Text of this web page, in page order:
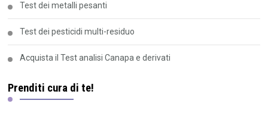
Test dei metalli pesanti
Test dei pesticidi multi-residuo
Acquista il Test analisi Canapa e derivati
Prenditi cura di te!